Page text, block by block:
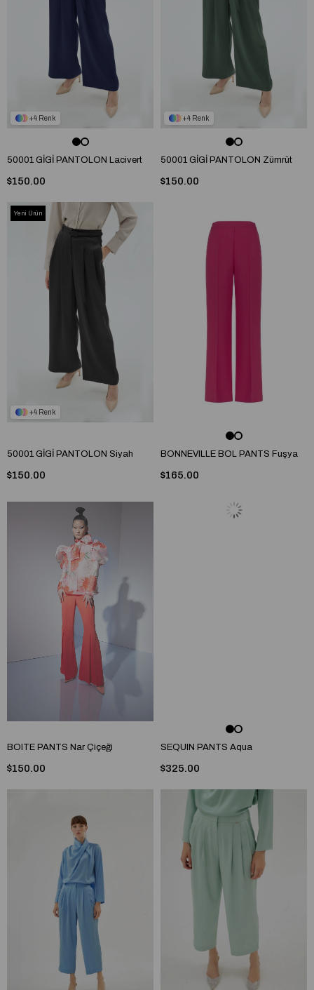
4
50001 GİGİ PANTOLON Lacivert
$150.00
4
50001 GİGİ PANTOLON Zümrüt
$150.00
4
50001 GİGİ PANTOLON Siyah
$150.00
Yeni Ürün
BONNEVILLE BOL PANTS Fuşya
$165.00
BOITE PANTS Nar Çiçeği
$150.00
SEQUIN PANTS Aqua
$325.00